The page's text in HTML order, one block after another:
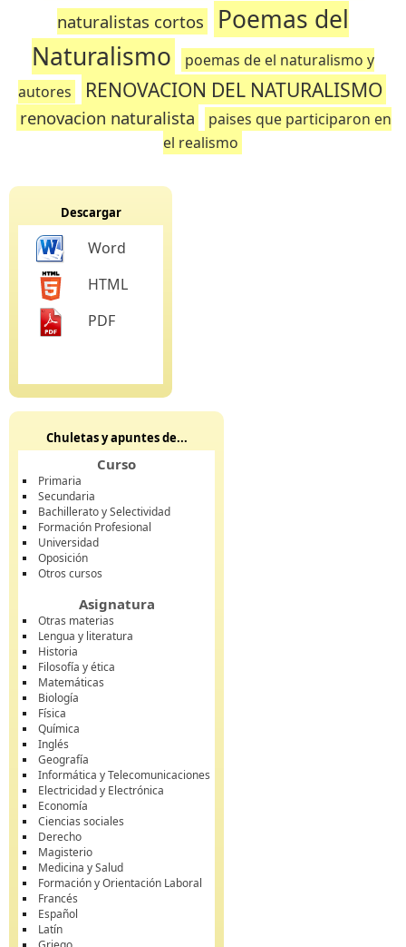
naturalistas cortos
Poemas del
Naturalismo
poemas de el naturalismo y
autores
RENOVACION DEL NATURALISMO
renovacion naturalista
paises que participaron en
el realismo
Descargar
Word
HTML
PDF
Chuletas y apuntes de...
Curso
Primaria
Secundaria
Bachillerato y Selectividad
Formación Profesional
Universidad
Oposición
Otros cursos
Asignatura
Otras materias
Lengua y literatura
Historia
Filosofía y ética
Matemáticas
Biología
Física
Química
Inglés
Geografía
Informática y Telecomunicaciones
Electricidad y Electrónica
Economía
Ciencias sociales
Derecho
Magisterio
Medicina y Salud
Formación y Orientación Laboral
Francés
Español
Latín